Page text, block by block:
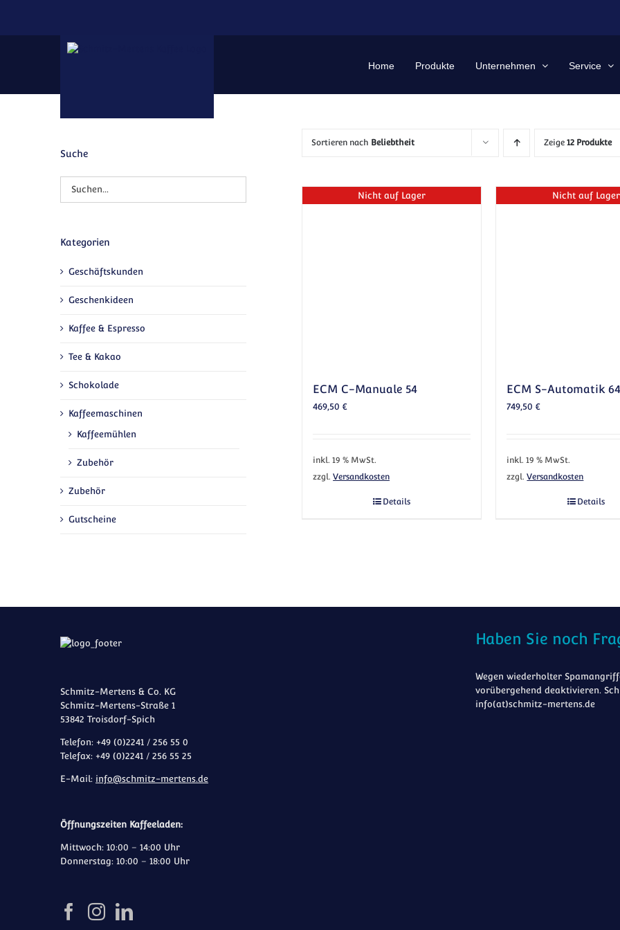
Home Produkte Unternehmen Service
Sortieren nach Beliebtheit Zeige12 Produkte
Nicht auf Lager
ECM C-Manuale 54
469,50€
inkl. 19 % MwSt.
zzgl.Versandkosten
Details
Nicht auf Lager
ECM S-Automatik
749,50€
inkl. 19 % MwSt.
zzgl.Versandkosten
Details
Suche
Kategorien
Geschäftskunden
Geschenkideen
Kaffee & Espresso
Tee & Kakao
Schokolade
Kaffeemaschinen
Kaffeemühlen
Zubehör
Zubehör
Gutscheine
Schmitz-Mertens & Co. KG
Schmitz-Mertens-Straße 1
53842 Troisdorf-Spich
Telefon: +49 (0)2241 / 256 55 0
Telefax: +49 (0)2241 / 256 55 25
E-Mail: info@schmitz-mertens.de
Öffnungszeiten Kaffeeladen:
Mittwoch: 10:00 – 14:00 Uhr
Donnerstag: 10:00 – 18:00 Uhr
Haben Sie noch
Wegen wiederholter
vorübergehend deaktivieren.
info(at)schmitz-mertens.de